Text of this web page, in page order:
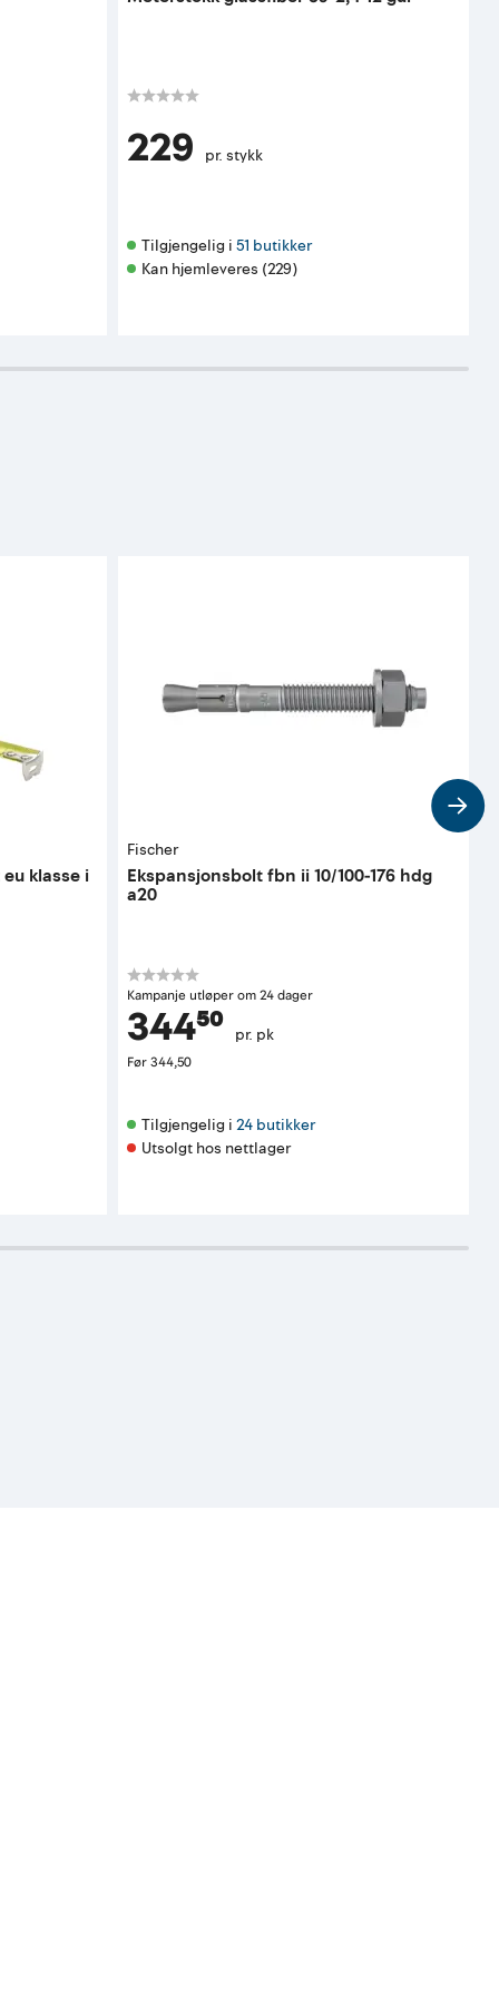
229 pr. stykk
Tilgjengelig i 51 butikker
Kan hjemleveres (229)
klasse i
Fischer
Ekspansjonsbolt fbn ii 10/100-176 hdg
a20
Kampanje utløper om 24 dager
344⁵⁰ pr. pk
Før344,50
Tilgjengelig i 24 butikker
Utsolgt hos nettlager